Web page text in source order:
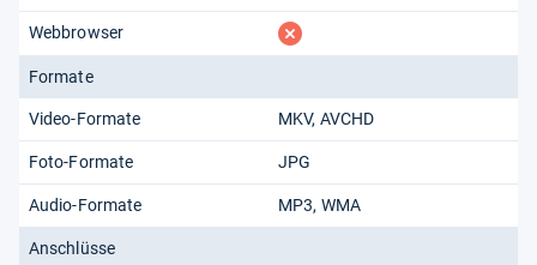
Webbrowser fehlt
Formate
Video-Formate MKV AVCHD
Foto-Formate JPG
Audio-Formate MP3 WMA
Anschlüsse